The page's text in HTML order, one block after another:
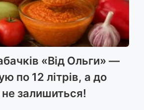
«Від Ольги» —
по 12 літрів, а до
не залишиться!